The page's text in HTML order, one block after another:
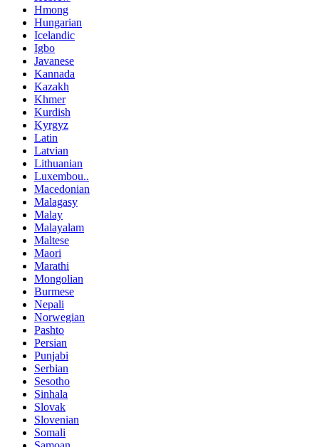
Hmong
Hungarian
Icelandic
Igbo
Javanese
Kannada
Kazakh
Khmer
Kurdish
Kyrgyz
Latin
Latvian
Lithuanian
Luxembou..
Macedonian
Malagasy
Malay
Malayalam
Maltese
Maori
Marathi
Mongolian
Burmese
Nepali
Norwegian
Pashto
Persian
Punjabi
Serbian
Sesotho
Sinhala
Slovak
Slovenian
Somali